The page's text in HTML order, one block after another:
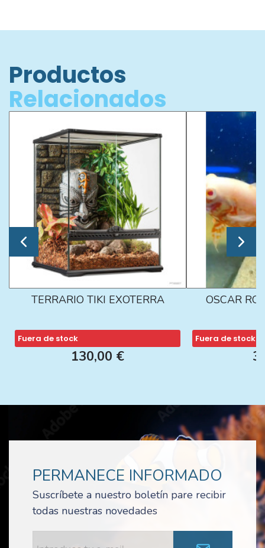
Productos
Relacionados
TERRARIO TIKI EXOTERRA
Fuera de stock
130,00 €
OSCAR
Fuera de stock
PERMANECE INFORMADO
Suscríbete a nuestro boletín pare recibir
todas nuestras novedades